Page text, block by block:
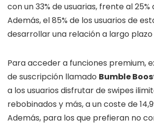
con un 33% de usuarias, frente al 25%
Además, el 85% de los usuarios de
desarrollar una relación a largo plazo
Para acceder a funciones premium,
de suscripción llamado Bumble
a los usuarios disfrutar de swipes
rebobinados y más, a un coste de
Además, para los que prefieran no